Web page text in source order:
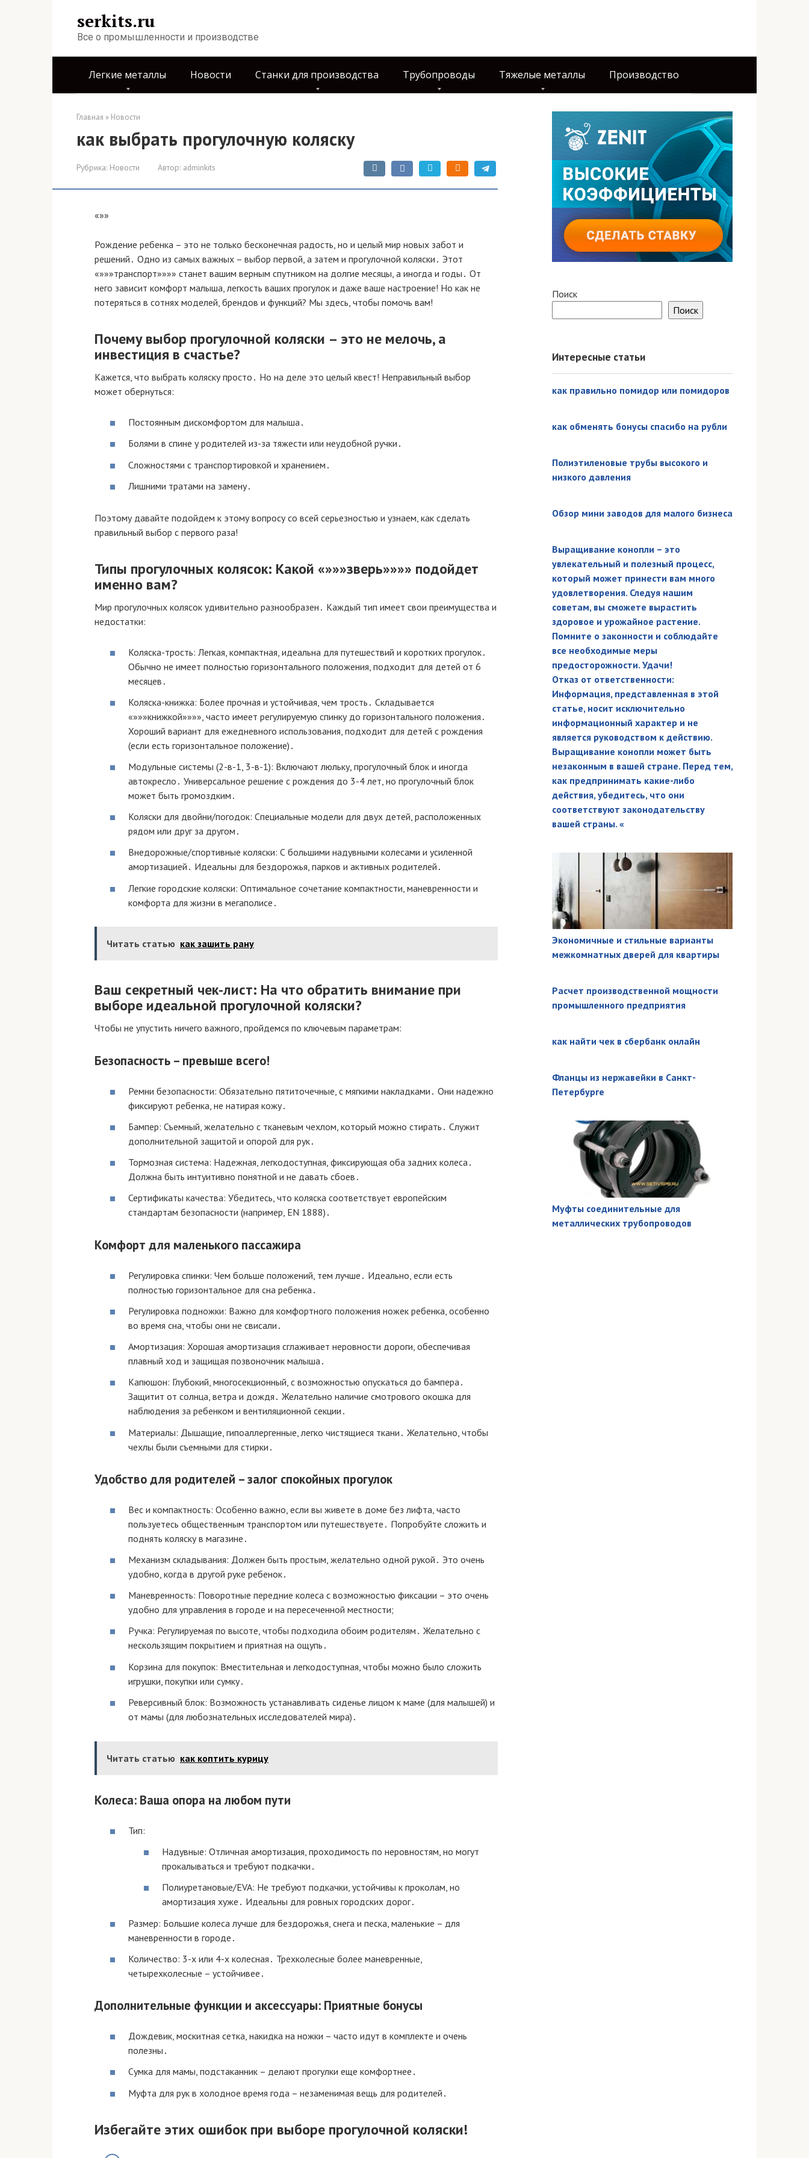
serkits.ru
Все о промышленности и производстве
Легкие металлы Новости Станки для производства Трубопроводы Тяжелые металлы Производство
Главная » Новости
как выбрать прогулочную коляску
Рубрика: Новости Автор: adminkits
«»»
Рождение ребенка – это не только бесконечная радость, но и целый мир новых забот и
решений․ Одно из самых важных – выбор первой, а затем и прогулочной коляски․ Этот
«»»»транспорт»»»» станет вашим верным спутником на долгие месяцы, а иногда и годы․ От
него зависит комфорт малыша, легкость ваших прогулок и даже ваше настроение! Но как не
потеряться в сотнях моделей, брендов и функций? Мы здесь, чтобы помочь вам!
Почему выбор прогулочной коляски – это не мелочь, а
инвестиция в счастье?
Кажется, что выбрать коляску просто․ Но на деле это целый квест! Неправильный выбор
может обернуться:
Постоянным дискомфортом для малыша․
Болями в спине у родителей из-за тяжести или неудобной ручки․
Сложностями с транспортировкой и хранением․
Лишними тратами на замену․
Поэтому давайте подойдем к этому вопросу со всей серьезностью и узнаем, как сделать
правильный выбор с первого раза!
Типы прогулочных колясок: Какой «»»»зверь»»»» подойдет
именно вам?
Мир прогулочных колясок удивительно разнообразен․ Каждый тип имеет свои преимущества и
недостатки:
Коляска-трость: Легкая, компактная, идеальна для путешествий и коротких прогулок․
Обычно не имеет полностью горизонтального положения, подходит для детей от 6
месяцев․
Коляска-книжка: Более прочная и устойчивая, чем трость․ Складывается
«»»»книжкой»»»», часто имеет регулируемую спинку до горизонтального положения․
Хороший вариант для ежедневного использования, подходит для детей с рождения
(если есть горизонтальное положение)․
Модульные системы (2-в-1, 3-в-1): Включают люльку, прогулочный блок и иногда
автокресло․ Универсальное решение с рождения до 3-4 лет, но прогулочный блок
может быть громоздким․
Коляски для двойни/погодок: Специальные модели для двух детей, расположенных
рядом или друг за другом․
Внедорожные/спортивные коляски: С большими надувными колесами и усиленной
амортизацией․ Идеальны для бездорожья, парков и активных родителей․
Легкие городские коляски: Оптимальное сочетание компактности, маневренности и
комфорта для жизни в мегаполисе․
Читать статью как зашить рану
Ваш секретный чек-лист: На что обратить внимание при
выборе идеальной прогулочной коляски?
Чтобы не упустить ничего важного, пройдемся по ключевым параметрам:
Безопасность – превыше всего!
Ремни безопасности: Обязательно пятиточечные, с мягкими накладками․ Они надежно
фиксируют ребенка, не натирая кожу․
Бампер: Съемный, желательно с тканевым чехлом, который можно стирать․ Служит
дополнительной защитой и опорой для рук․
Тормозная система: Надежная, легкодоступная, фиксирующая оба задних колеса․
Должна быть интуитивно понятной и не давать сбоев․
Сертификаты качества: Убедитесь, что коляска соответствует европейским
стандартам безопасности (например, EN 1888)․
Комфорт для маленького пассажира
Регулировка спинки: Чем больше положений, тем лучше․ Идеально, если есть
полностью горизонтальное для сна ребенка․
Регулировка подножки: Важно для комфортного положения ножек ребенка, особенно
во время сна, чтобы они не свисали․
Амортизация: Хорошая амортизация сглаживает неровности дороги, обеспечивая
плавный ход и защищая позвоночник малыша․
Капюшон: Глубокий, многосекционный, с возможностью опускаться до бампера․
Защитит от солнца, ветра и дождя․ Желательно наличие смотрового окошка для
наблюдения за ребенком и вентиляционной секции․
Материалы: Дышащие, гипоаллергенные, легко чистящиеся ткани․ Желательно, чтобы
чехлы были съемными для стирки․
Удобство для родителей – залог спокойных прогулок
Вес и компактность: Особенно важно, если вы живете в доме без лифта, часто
пользуетесь общественным транспортом или путешествуете․ Попробуйте сложить и
поднять коляску в магазине․
Механизм складывания: Должен быть простым, желательно одной рукой․ Это очень
удобно, когда в другой руке ребенок․
Маневренность: Поворотные передние колеса с возможностью фиксации – это очень
удобно для управления в городе и на пересеченной местности;
Ручка: Регулируемая по высоте, чтобы подходила обоим родителям․ Желательно с
нескользящим покрытием и приятная на ощупь․
Корзина для покупок: Вместительная и легкодоступная, чтобы можно было сложить
игрушки, покупки или сумку․
Реверсивный блок: Возможность устанавливать сиденье лицом к маме (для малышей) и
от мамы (для любознательных исследователей мира)․
Читать статью как коптить курицу
Колеса: Ваша опора на любом пути
Тип:
Надувные: Отличная амортизация, проходимость по неровностям, но могут
прокалываться и требуют подкачки․
Полиуретановые/EVA: Не требуют подкачки, устойчивы к проколам, но
амортизация хуже․ Идеальны для ровных городских дорог․
Размер: Большие колеса лучше для бездорожья, снега и песка, маленькие – для
маневренности в городе․
Количество: 3-х или 4-х колесная․ Трехколесные более маневренные,
четырехколесные – устойчивее․
Дополнительные функции и аксессуары: Приятные бонусы
Дождевик, москитная сетка, накидка на ножки – часто идут в комплекте и очень
полезны․
Сумка для мамы, подстаканник – делают прогулки еще комфортнее․
Муфта для рук в холодное время года – незаменимая вещь для родителей․
Избегайте этих ошибок при выборе прогулочной коляски!
Поиск
Поиск
Интересные статьи
как правильно помидор или помидоров
как обменять бонусы спасибо на рубли
Полиэтиленовые трубы высокого и
низкого давления
Обзор мини заводов для малого бизнеса
Выращивание конопли – это
увлекательный и полезный процесс,
который может принести вам много
удовлетворения. Следуя нашим
советам, вы сможете вырастить
здоровое и урожайное растение.
Помните о законности и соблюдайте
все необходимые меры
предосторожности. Удачи!
Отказ от ответственности:
Информация, представленная в этой
статье, носит исключительно
информационный характер и не
является руководством к действию.
Выращивание конопли может быть
незаконным в вашей стране. Перед тем,
как предпринимать какие-либо
действия, убедитесь, что они
соответствуют законодательству
вашей страны. «
Экономичные и стильные варианты
межкомнатных дверей для квартиры
Расчет производственной мощности
промышленного предприятия
как найти чек в сбербанк онлайн
Фланцы из нержавейки в Санкт-
Петербурге
Муфты соединительные для
металлических трубопроводов